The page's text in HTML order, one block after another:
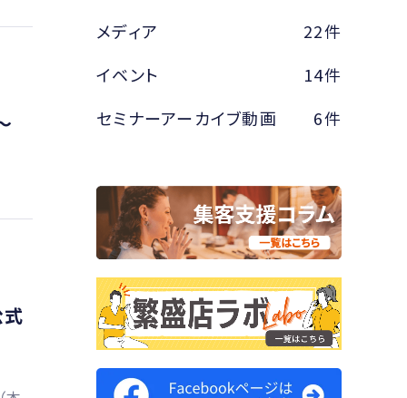
式
メディア
22件
イベント
14件
セミナーアーカイブ動画
6件